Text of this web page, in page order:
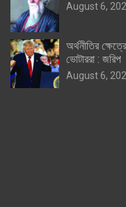
August 6,
অর্থনীতির
ভোটাররা : জরিপ
August 6,